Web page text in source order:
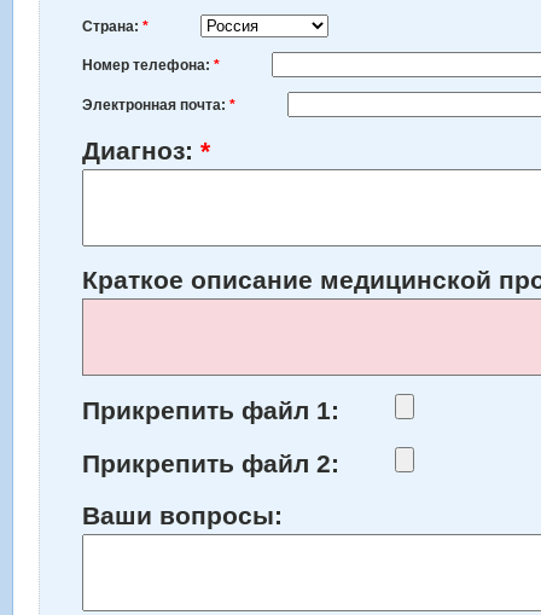
Страна: *
Номер телефона: *
Электронная почта: *
Диагноз: *
Краткое описание медицинской
Прикрепить файл 1:
Прикрепить файл 2:
Ваши вопросы: